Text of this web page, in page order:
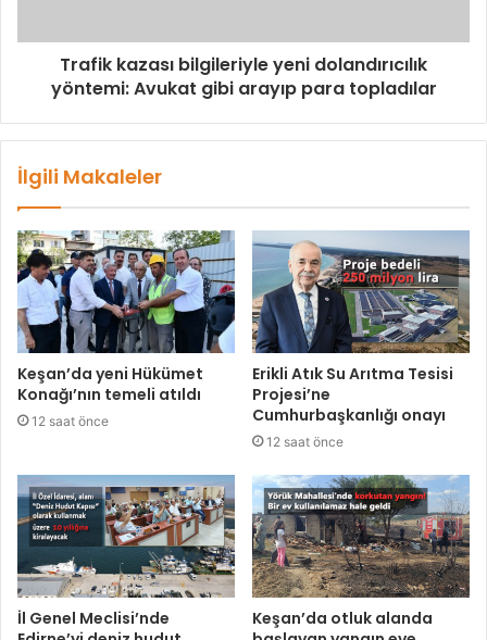
Trafik kazası bilgileriyle yeni dolandırıcılık
yöntemi: Avukat gibi arayıp para topladılar
İlgili Makaleler
Keşan’da yeni Hükümet
Konağı’nın temeli atıldı
12 saat önce
Erikli Atık Su Arıtma Tesisi
Projesi’ne
Cumhurbaşkanlığı onayı
12 saat önce
İl Genel Meclisi’nde
Keşan’da otluk alanda